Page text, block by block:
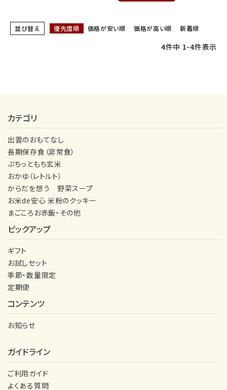
お問い合わせ
並び替え 優先度順 価格が安い順 価格が高い順 新着順
4件中 1-4件表示
カテゴリ
出雲のおもてなし
長期保存食（非常食）
ぷちっともち玄米
おかゆ（レトルト）
からだを想う 野菜スープ
お米de安心 米粉のクッキー
まごころお赤飯・その他
ピックアップ
ギフト
お試しセット
季節・数量限定
定期便
コンテンツ
お知らせ
ガイドライン
ご利用ガイド
よくある質問